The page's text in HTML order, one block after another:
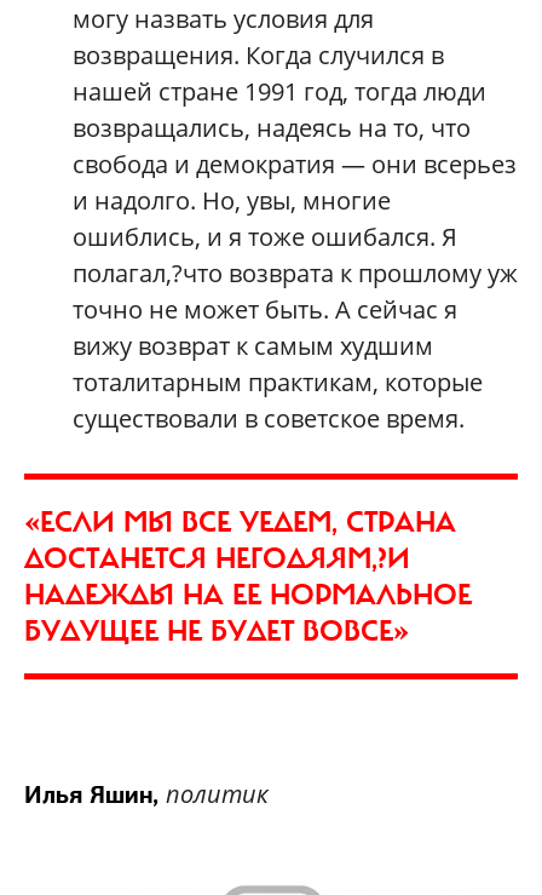
могу назвать условия для
возвращения. Когда случился в
нашей стране 1991 год, тогда люди
возвращались, надеясь на то, что
свобода и демократия — они всерьез
и надолго. Но, увы, многие
ошиблись, и я тоже ошибался. Я
полагал,?что возврата к прошлому уж
точно не может быть. А сейчас я
вижу возврат к самым худшим
тоталитарным практикам, которые
существовали в советское время.
«ЕСЛИ МЫ ВСЕ УЕДЕМ, СТРАНА
ДОСТАНЕТСЯ НЕГОДЯЯМ,?И
НАДЕЖДЫ НА ЕЕ НОРМАЛЬНОЕ
БУДУЩЕЕ НЕ БУДЕТ ВОВСЕ»
Илья Яшин, политик